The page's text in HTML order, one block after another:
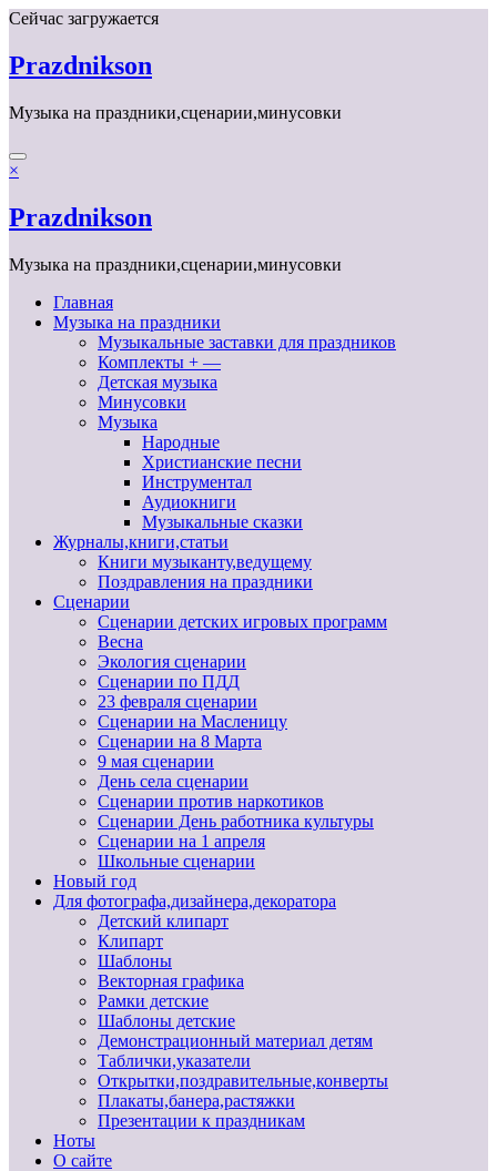
Перейти
содержимому
Сейчас загружается
Prazdnikson
Музыка на праздники,сценарии,минусовки
×
Prazdnikson
Музыка на праздники,сценарии,минусовки
Главная
Музыка на праздники
Музыкальные заставки для праздников
Комплекты + —
Детская музыка
Минусовки
Музыка
Народные
Христианские песни
Инструментал
Аудиокниги
Музыкальные сказки
Журналы,книги,статьи
Книги музыканту,ведущему
Поздравления на праздники
Сценарии
Сценарии детских игровых программ
Весна
Экология сценарии
Сценарии по ПДД
23 февраля сценарии
Сценарии на Масленицу
Сценарии на 8 Марта
9 мая сценарии
День села сценарии
Сценарии против наркотиков
Сценарии День работника культуры
Сценарии на 1 апреля
Школьные сценарии
Новый год
Для фотографа,дизайнера,декоратора
Детский клипарт
Клипарт
Шаблоны
Векторная графика
Рамки детские
Шаблоны детские
Демонстрационный материал детям
Таблички,указатели
Открытки,поздравительные,конверты
Плакаты,банера,растяжки
Презентации к праздникам
Ноты
О сайте